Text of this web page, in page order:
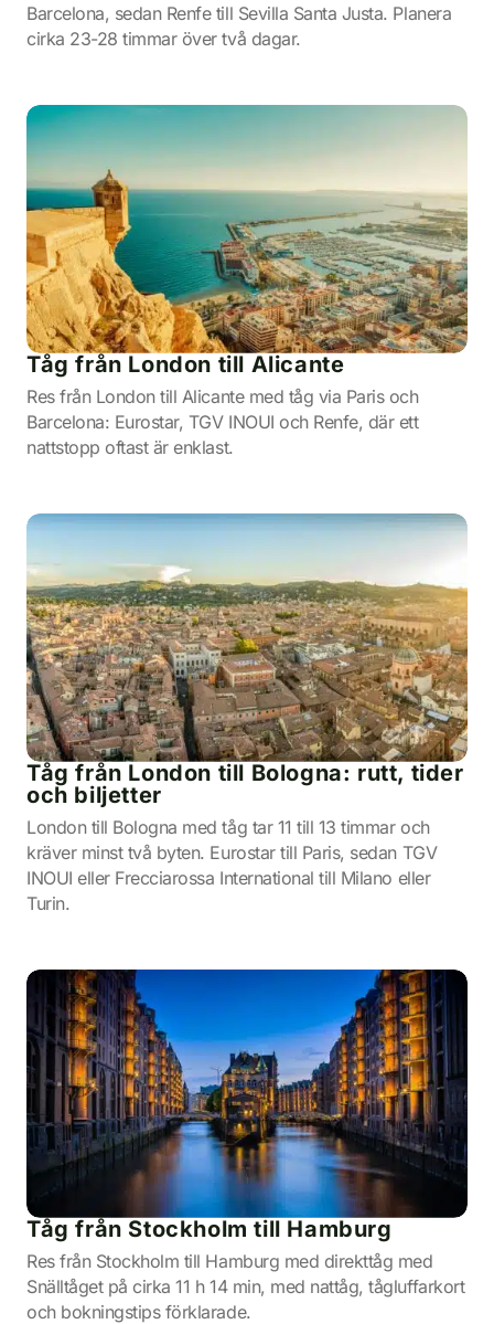
Barcelona, sedan Renfe till Sevilla Santa Justa. Planera
cirka 23-28 timmar över två dagar.
Tåg från London till Alicante
Res från London till Alicante med tåg via Paris och
Barcelona: Eurostar, TGV INOUI och Renfe, där ett
nattstopp oftast är enklast.
Tåg från London till Bologna: rutt, tider
och biljetter
London till Bologna med tåg tar 11 till 13 timmar och
kräver minst två byten. Eurostar till Paris, sedan TGV
INOUI eller Frecciarossa International till Milano eller
Turin.
Tåg från Stockholm till Hamburg
Res från Stockholm till Hamburg med direkttåg med
Snälltåget på cirka 11 h 14 min, med nattåg, tågluffarkort
och bokningstips förklarade.